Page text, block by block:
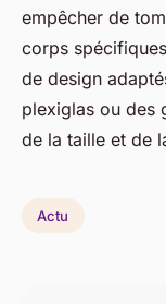
empêcher de
corps
de design
plexiglas ou des
de la taille et de
Actu